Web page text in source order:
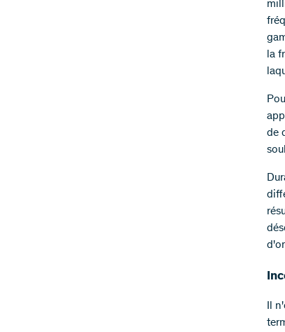
la
de
Il